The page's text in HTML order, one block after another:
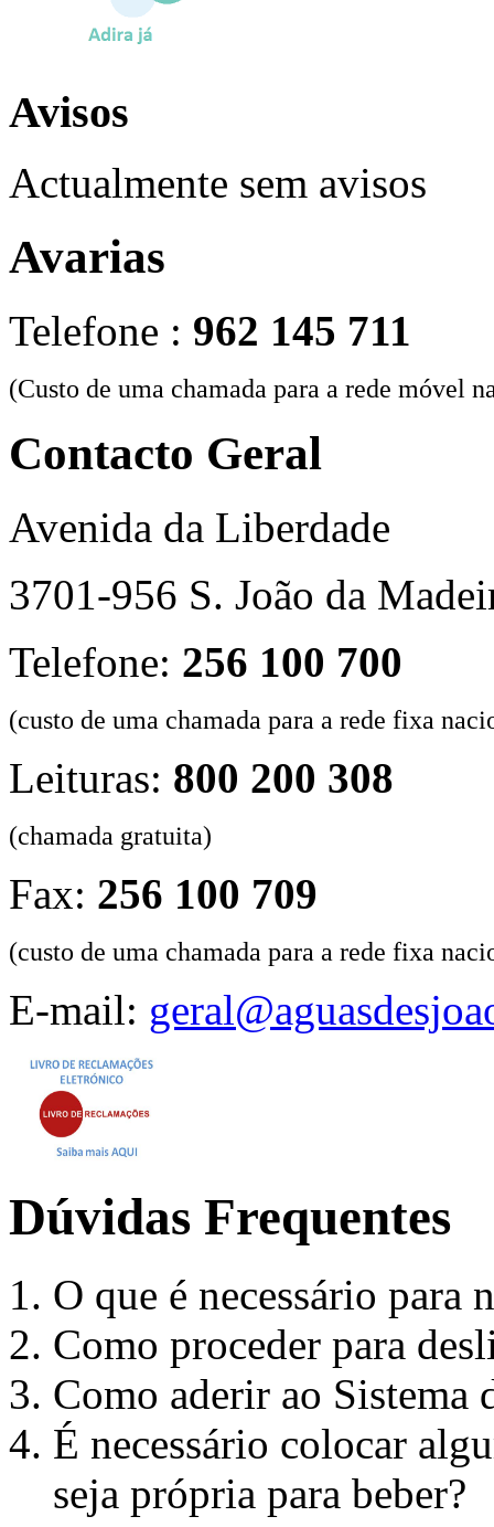
Avisos
Actualmente sem avisos
Avarias
Telefone : 962 145 711
(Custo de uma chamada para a rede móvel
Contacto Geral
Avenida da Liberdade
3701-956 S. João da
Telefone: 256 100 700
(custo de uma chamada para a rede fixa
Leituras: 800 200 308
(chamada gratuita)
Fax: 256 100 709
(custo de uma chamada para a rede fixa
E-mail:
Dúvidas Frequentes
O que é necessário para
Como proceder para
Como aderir ao Sistema
É necessário colocar
seja própria para beber?